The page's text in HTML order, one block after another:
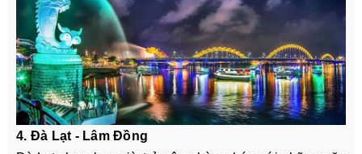
4. Đà Lạt - Lâm Đồng